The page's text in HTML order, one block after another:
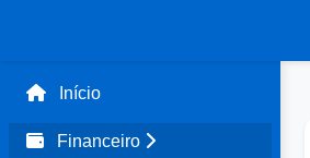
Início
Financeiro